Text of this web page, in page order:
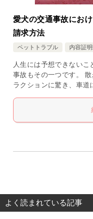
愛犬の交通事故にお
請求方法
ペットトラブル 内容証
人生には予想できない
事故もその一つです。
ラクションに驚き、車道
よく読まれている記事